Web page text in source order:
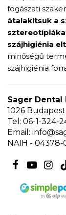
fogászati
átalakítsuk a
szájhigiénia
minőségű
szájhigiénia
Sager Dental
1026
Tel: 06-1-324-
Email:
NAIH - 04378-